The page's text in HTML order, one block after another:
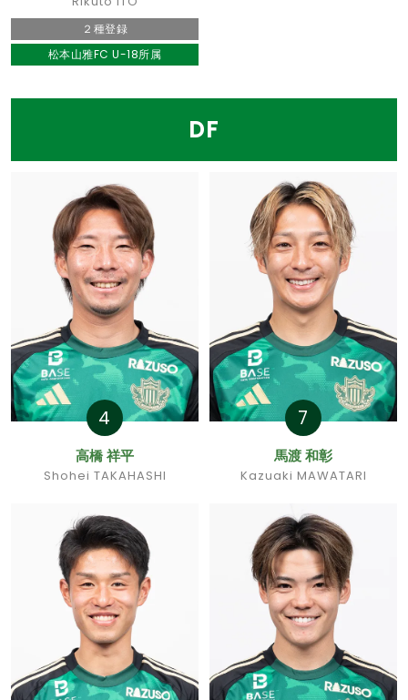
２種登録
松本山雅FC U-18所属
DF
4
高橋 祥平
Shohei TAKAHASHI
7
馬渡 和彰
Kazuaki MAWATARI